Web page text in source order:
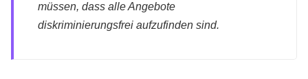
müssen, dass alle Angebote
diskriminierungsfrei aufzufinden sind.